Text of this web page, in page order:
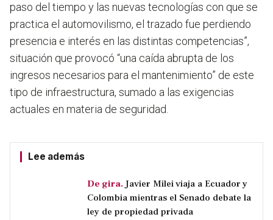
paso del tiempo y las nuevas tecnologías con que se
practica el automovilismo, el trazado fue perdiendo
presencia e interés en las distintas competencias”,
situación que provocó “una caída abrupta de los
ingresos necesarios para el mantenimiento” de este
tipo de infraestructura, sumado a las exigencias
actuales en materia de seguridad.
Lee además
De gira.Javier Milei viaja a Ecuador y
Colombia mientras el Senado debate la
ley de propiedad privada